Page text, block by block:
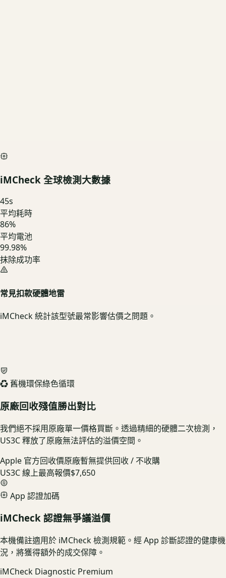
iMCheck 全球檢測大數據
45s
平均耗時
86%
平均電池
99.98%
抹除成功率
常見扣款硬體地雷
iMCheck 統計該型號最常影響估價之問題。
♻️ 舊機環保綠色循環
原廠回收殘值勝出對比
我們絕不採用原廠單一價格買斷。透過精細的硬體二次檢測，
US3C 釋放了原廠無法評估的溢價空間。
Apple 官方回收價原廠暫無提供回收 / 不收購
US3C 線上最高報價$7,650
App 認證加碼
iMCheck 認證無爭議溢價
本機備註適用於 iMCheck 檢測規範。經 App 診斷認證的健康機
況，將獲得額外的成交保障。
iMCheck Diagnostic Premium